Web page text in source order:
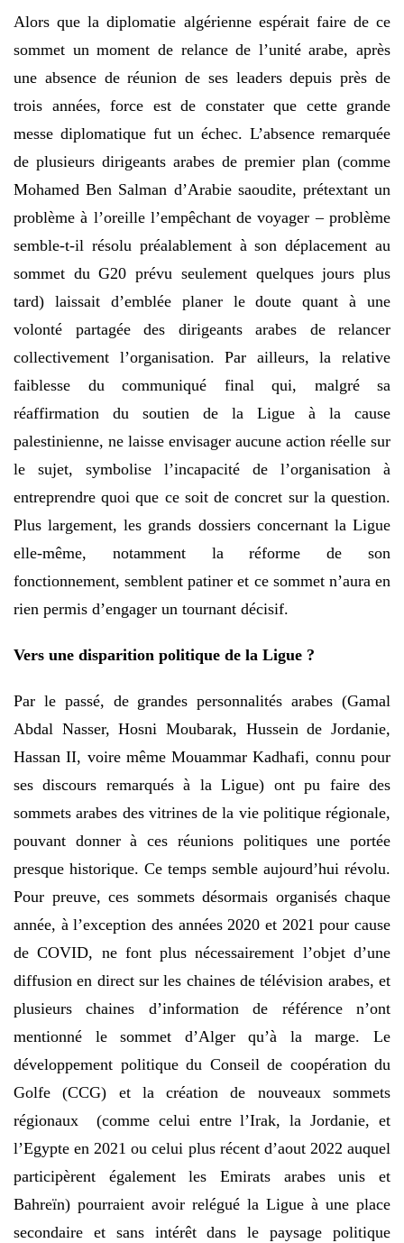
Alors que la diplomatie algérienne espérait faire de ce
sommet un moment de relance de l’unité arabe, après
une absence de réunion de ses leaders depuis près de
trois années, force est de constater que cette grande
messe diplomatique fut un échec. L’absence remarquée
de plusieurs dirigeants arabes de premier plan (comme
Mohamed Ben Salman d’Arabie saoudite, prétextant un
problème à l’oreille l’empêchant de voyager – problème
semble-t-il résolu préalablement à son déplacement au
sommet du G20 prévu seulement quelques jours plus
tard) laissait d’emblée planer le doute quant à une
volonté partagée des dirigeants arabes de relancer
collectivement l’organisation. Par ailleurs, la relative
faiblesse du communiqué final qui, malgré sa
réaffirmation du soutien de la Ligue à la cause
palestinienne, ne laisse envisager aucune action réelle sur
le sujet, symbolise l’incapacité de l’organisation à
entreprendre quoi que ce soit de concret sur la question.
Plus largement, les grands dossiers concernant la Ligue
elle-même, notamment la réforme de son
fonctionnement, semblent patiner et ce sommet n’aura en
rien permis d’engager un tournant décisif.
Vers une disparition politique de la Ligue ?
Par le passé, de grandes personnalités arabes (Gamal
Abdal Nasser, Hosni Moubarak, Hussein de Jordanie,
Hassan II, voire même Mouammar Kadhafi, connu pour
ses discours remarqués à la Ligue) ont pu faire des
sommets arabes des vitrines de la vie politique régionale,
pouvant donner à ces réunions politiques une portée
presque historique. Ce temps semble aujourd’hui révolu.
Pour preuve, ces sommets désormais organisés chaque
année, à l’exception des années 2020 et 2021 pour cause
de COVID, ne font plus nécessairement l’objet d’une
diffusion en direct sur les chaines de télévision arabes, et
plusieurs chaines d’information de référence n’ont
mentionné le sommet d’Alger qu’à la marge. Le
développement politique du Conseil de coopération du
Golfe (CCG) et la création de nouveaux sommets
régionaux (comme celui entre l’Irak, la Jordanie, et
l’Egypte en 2021 ou celui plus récent d’aout 2022 auquel
participèrent également les Emirats arabes unis et
Bahreïn) pourraient avoir relégué la Ligue à une place
secondaire et sans intérêt dans le paysage politique